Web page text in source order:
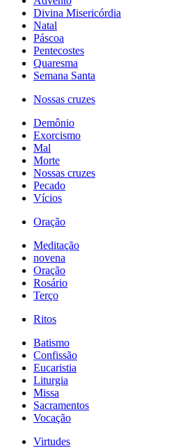
Divina Misericórdia
Natal
Páscoa
Pentecostes
Quaresma
Semana Santa
Nossas cruzes
Demônio
Exorcismo
Mal
Morte
Nossas cruzes
Pecado
Vícios
Oração
Meditação
novena
Oração
Rosário
Terço
Ritos
Batismo
Confissão
Eucaristia
Liturgia
Missa
Sacramentos
Vocação
Virtudes